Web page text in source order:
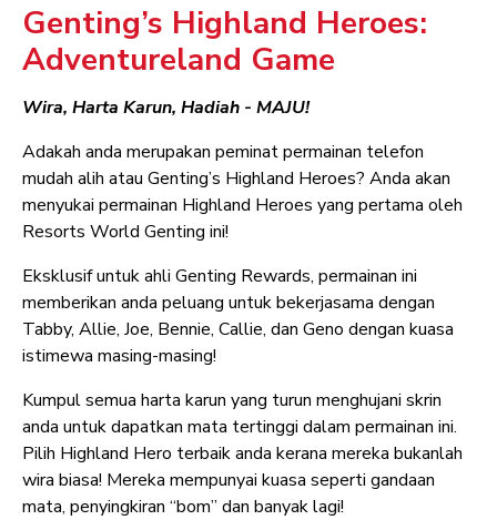
Genting’s Highland Heroes:
Adventureland Game
Wira, Harta Karun, Hadiah - MAJU!
Adakah anda merupakan peminat permainan telefon
mudah alih atau Genting’s Highland Heroes? Anda akan
menyukai permainan Highland Heroes yang pertama oleh
Resorts World Genting ini!
Eksklusif untuk ahli Genting Rewards, permainan ini
memberikan anda peluang untuk bekerjasama dengan
Tabby, Allie, Joe, Bennie, Callie, dan Geno dengan kuasa
istimewa masing-masing!
Kumpul semua harta karun yang turun menghujani skrin
anda untuk dapatkan mata tertinggi dalam permainan ini.
Pilih Highland Hero terbaik anda kerana mereka bukanlah
wira biasa! Mereka mempunyai kuasa seperti gandaan
mata, penyingkiran “bom” dan banyak lagi!